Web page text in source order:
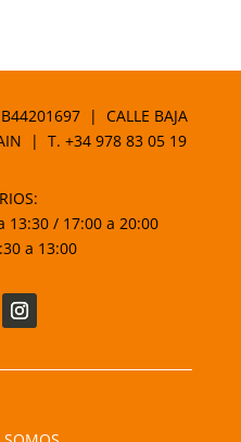
| CALLE BAJA
| T.+34 978 83 05 19
13:30 / 17:00 a 20:00
a 13:00